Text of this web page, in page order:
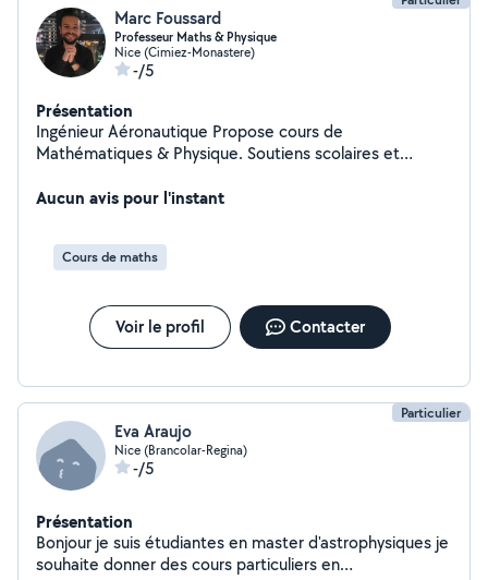
Marc Foussard
Professeur Maths & Physique
Nice (Cimiez-Monastere)
-/5
Présentation
Ingénieur Aéronautique Propose cours de
Mathématiques & Physique. Soutiens scolaires et
vous intéresse, vous pouvez me contacter.
Aucun avis pour l'instant
Cours de maths
Voir le profil Contacter
Particulier
Eva Araujo
Nice (Brancolar-Regina)
-/5
Présentation
Bonjour je suis étudiantes en master d'astrophysiques je
souhaite donner des cours particuliers en